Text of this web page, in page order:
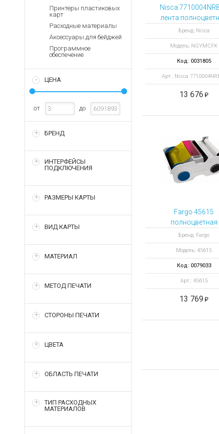
Запасные
Терминалы
оплаты
Зарядные устройства
Архивные товары
Принтеры пластиковых
карт
Расходные материалы
Аксессуары для бейджей
Программное
обеспечение
ЦЕНА
от до
БРЕНД
ИНТЕРФЕЙСЫ
ПОДКЛЮЧЕНИЯ
РАЗМЕРЫ КАРТЫ
ВИД КАРТЫ
МАТЕРИАЛ
МЕТОД ПЕЧАТИ
СТОРОНЫ ПЕЧАТИ
ЦВЕТА
ОБЛАСТЬ ПЕЧАТИ
ТИП РАСХОДНЫХ
МАТЕРИАЛОВ
Nisca
лента
NGYMCFK 250
отпечатков
Бренд: Nisca
Модель: NGYMCFK
Код: 0031805
Арт.: Nisca
13 676
Fargo 45615
полноцветная
лента YMCKOKO
отпечатков
Бренд: Fargo
Модель: 45615
Код: 0079033
Арт.: 45615
13 769